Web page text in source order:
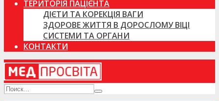
ТЕРИТОРІЯ ПАЦІЄНТА
ДІЄТИ ТА КОРЕКЦІЯ ВАГИ
ЗДОРОВЕ ЖИТТЯ В ДОРОСЛОМУ ВІЦІ
СИСТЕМИ ТА ОРГАНИ
КОНТАКТИ